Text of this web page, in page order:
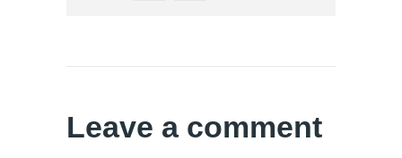
Leave a comment